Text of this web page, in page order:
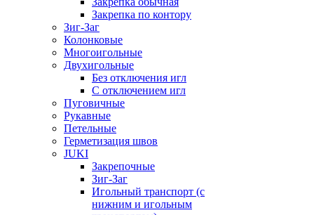
Закрепка по контору
Зиг-Заг
Колонковые
Многоигольные
Двухигольные
Без отключения игл
С отключением игл
Пуговичные
Рукавные
Петельные
Герметизация швов
JUKI
Закрепочные
Зиг-Заг
Игольный транспорт (с
нижним и игольным